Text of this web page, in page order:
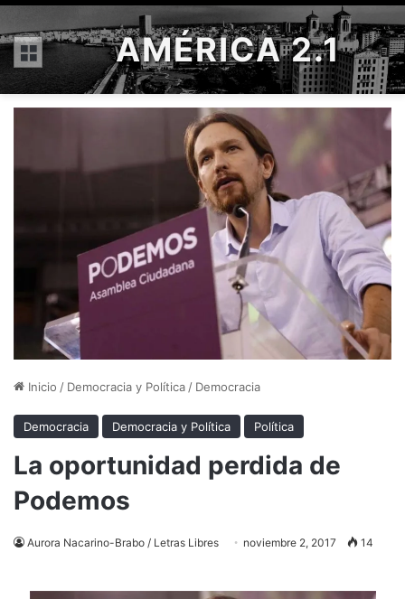
Menú AMÉRICA 2.1
Inicio / Democracia y Política / Democracia
Democracia Democracia y Política Política
La oportunidad perdida de
Podemos
Aurora Nacarino-Brabo / Letras Libres noviembre 2, 2017 14